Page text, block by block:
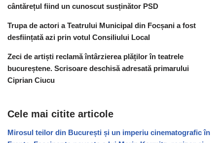
cântărețul fiind un cunoscut susținător PSD
Trupa de actori a Teatrului Municipal din Focșani a fost
desființată azi prin votul Consiliului Local
Zeci de artiști reclamă întârzierea plăților în teatrele
bucureștene. Scrisoare deschisă adresată primarului
Ciprian Ciucu
Cele mai citite articole
Mirosul teilor din București și un imperiu cinematografic în